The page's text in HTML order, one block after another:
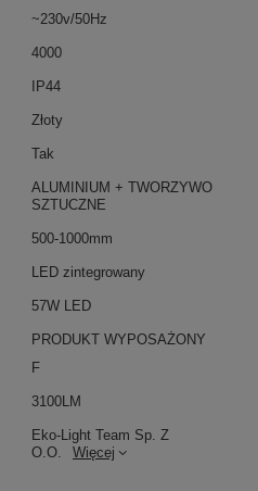
Eko-Light Team Sp. Z
O.O.
Więcej
~230v/50Hz
4000
IP44
Złoty
Tak
ALUMINIUM + TWORZYWO
SZTUCZNE
500-1000mm
LED zintegrowany
57W LED
PRODUKT WYPOSAŻONY
F
3100LM